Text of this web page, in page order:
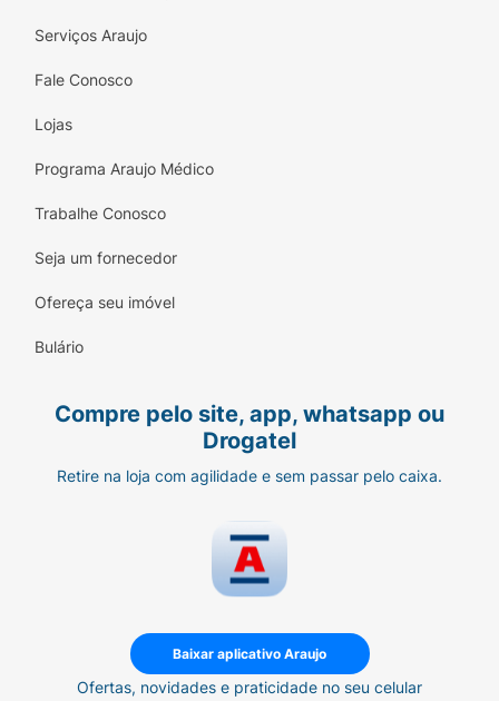
Serviços Araujo
Fale Conosco
Lojas
Programa Araujo Médico
Trabalhe Conosco
Seja um fornecedor
Ofereça seu imóvel
Bulário
Compre pelo site, app, whatsapp ou
Drogatel
Retire na loja com agilidade e sem passar pelo caixa.
Baixar aplicativo Araujo
Ofertas, novidades e praticidade no seu celular